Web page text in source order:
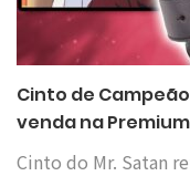
Cinto de
venda na
Cinto do Mr. Satan